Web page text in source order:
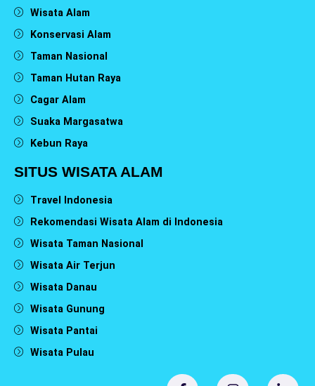
Wisata Alam
Konservasi Alam
Taman Nasional
Taman Hutan Raya
Cagar Alam
Suaka Margasatwa
Kebun Raya
SITUS WISATA ALAM
Travel Indonesia
Rekomendasi Wisata Alam di Indonesia
Wisata Taman Nasional
Wisata Air Terjun
Wisata Danau
Wisata Gunung
Wisata Pantai
Wisata Pulau